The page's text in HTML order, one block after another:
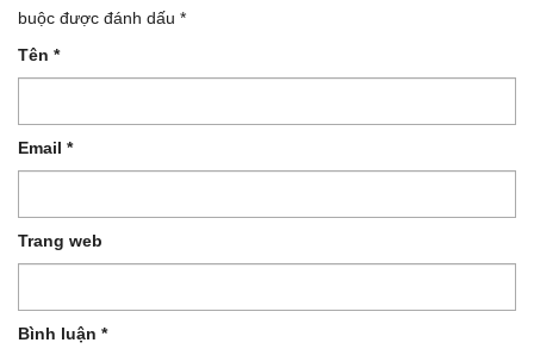
buộc được đánh dấu *
Tên *
Email *
Trang web
Bình luận *